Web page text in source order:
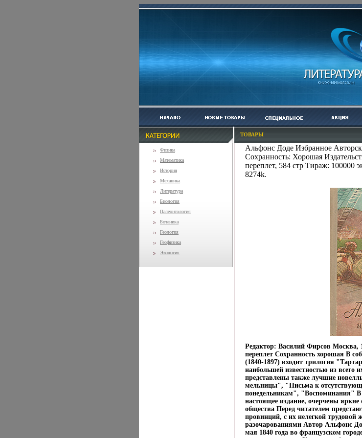
Физика
Математика
История
Механика
Литература
Биология
Палеонтология
Ботаника
Геология
Геофизика
Экология
ТОВАРЫ
Альфонс Доде Избранное
Сохранность: Хорошая
переплет, 584 стр Тираж: 100000
8274k.
Редактор: Василий Фирсов Москва,
переплет Сохранность хорошая В
(1840-1897) входит трилогия
наибольшей известностью из всего
представлены также лучшие
мельницы", "Письма к
понедельникам", "Воспоминания" В
настоящее издание, очерчены
общества Перед читателем
провинций, с их нелегкой
разочарованиями Автор Альфонс
мая 1840 года во французском